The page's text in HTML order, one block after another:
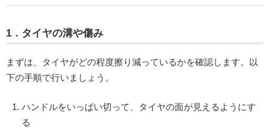
1．タイヤの溝や傷み
まずは、タイヤがどの程度擦り減っているかを確認します。以
下の手順で行いましょう。
ハンドルをいっぱい切って、タイヤの面が見えるようにす
る